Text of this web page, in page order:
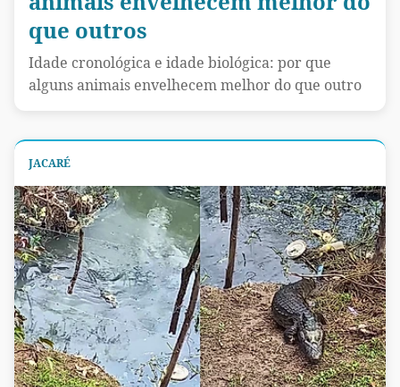
que outros
Idade cronológica e idade biológica: por que
alguns animais envelhecem melhor do que outro
JACARÉ